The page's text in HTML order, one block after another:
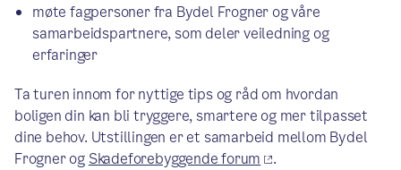
møte fagpersoner fra Bydel Frogner og våre
samarbeidspartnere, som deler veiledning og
erfaringer
Ta turen innom for nyttige tips og råd om hvordan
boligen din kan bli tryggere, smartere og mer tilpasset
dine behov. Utstillingen er et samarbeid mellom Bydel
Frogner og Skadeforebyggende forum .